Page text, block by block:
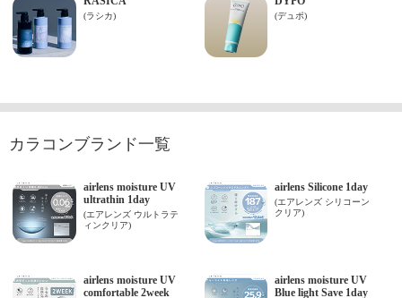
カラコンブランド一覧